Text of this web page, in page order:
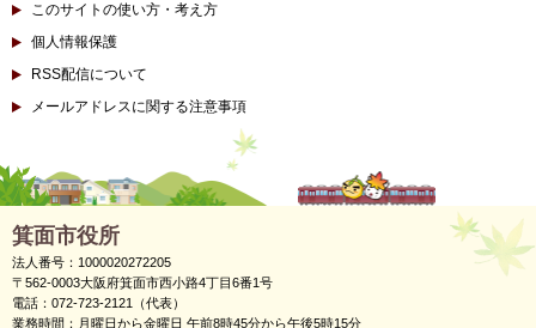
このサイトの使い方・考え方
個人情報保護
RSS配信について
メールアドレスに関する注意事項
箕面市役所
法人番号：1000020272205
〒562-0003大阪府箕面市西小路4丁目6番1号
電話：072-723-2121（代表）
業務時間：月曜日から金曜日 午前8時45分から午後5時15分